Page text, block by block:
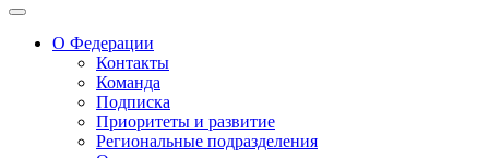
О Федерации
Контакты
Команда
Подписка
Приоритеты и развитие
Региональные подразделения